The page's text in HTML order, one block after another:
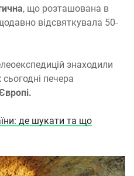
, що розташована в
відсвяткувала 50-
знаходили
сьогодні печера
де шукати та що